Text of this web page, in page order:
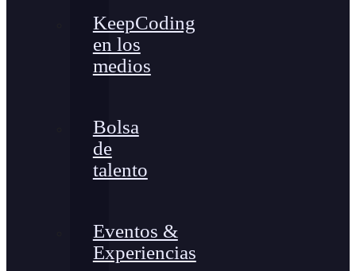
KeepCoding
en los
medios
Bolsa
de
talento
Eventos &
Experiencias